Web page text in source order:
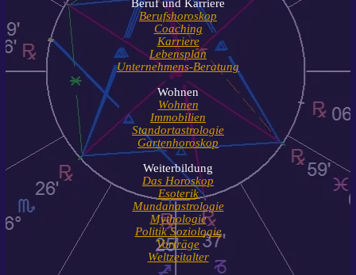
Beruf und Karriere
Berufshoroskop
Coaching
Karriere
Lebensplan
Unternehmens-Beratung
Wohnen
Wohnen
Immobilien
Standortastrologie
Gartenhoroskop
Weiterbildung
Das Horoskop
Esoterik
Mundanastrologie
Mythologie
Politik Soziologie
Vorträge
Weltzeitalter